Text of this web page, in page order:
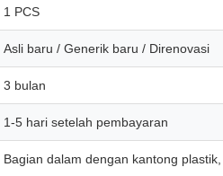
1 PCS
Asli baru / Generik baru / Direnovasi
3 bulan
1-5 hari setelah pembayaran
Bagian dalam dengan kantong